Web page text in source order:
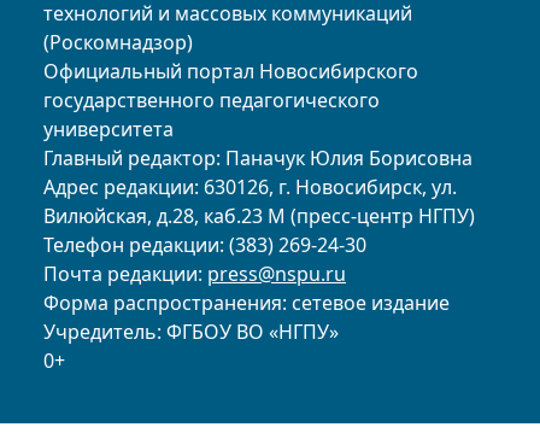
технологий и массовых коммуникаций
(Роскомнадзор)
Официальный портал Новосибирского
государственного педагогического
университета
Главный редактор: Паначук Юлия Борисовна
Адрес редакции: 630126, г. Новосибирск, ул.
Вилюйская, д.28, каб.23 М (пресс-центр НГПУ)
Телефон редакции: (383) 269-24-30
Почта редакции: press@nspu.ru
Форма распространения: сетевое издание
Учредитель: ФГБОУ ВО «НГПУ»
0+